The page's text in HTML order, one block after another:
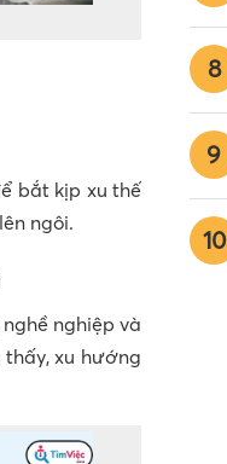
bắt kịp xu thế
ngôi.
nghiệp và
thấy, xu hướng
8
9
10